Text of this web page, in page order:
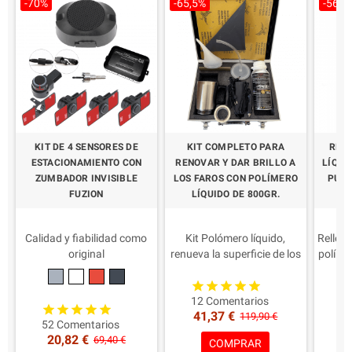
en
-70%
KIT DE 4 SENSORES DE
ESTACIONAMIENTO CON
ZUMBADOR INVISIBLE
FUZION
Calidad y fiabilidad como
original
Adecuado para autos,
furgonetas o
OMOLOGÍA
5 AÑOS
Coloración de los sensores
52 Comentarios
20,82 € 69,40 €
-65,5%
KIT COMPLETO PARA
RENOVAR Y DAR BRILLO A
LOS FAROS CON POLÍMERO
LÍQUIDO DE 800GR.
Kit Polómero líquido,
renueva la superficie de los
IMPORTANTE El único con
Calidad y Certificaciones
Regulares para Officine.
Aplicación fácil y rápida
Protege contra los rayos
12 Comentarios
41,37 € 119,90 €
COMPRAR
-